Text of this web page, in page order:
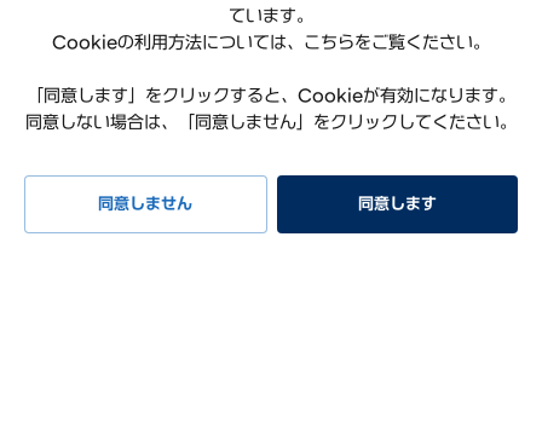
プライバシーポリシー
利用規約
よくある質問
リコール情報
お問い合わせ
ています。
Cookieの利用方法については、こちらをご覧ください。
「同意します」をクリックすると、Cookieが有効になります。
同意しない場合は、「同意しません」をクリックしてください。
同意しません 同意します